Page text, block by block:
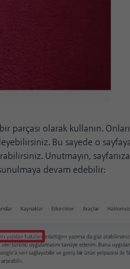
parçası olarak kullanın.
Bu sayede o
Unutmayın,
devam edebilir: